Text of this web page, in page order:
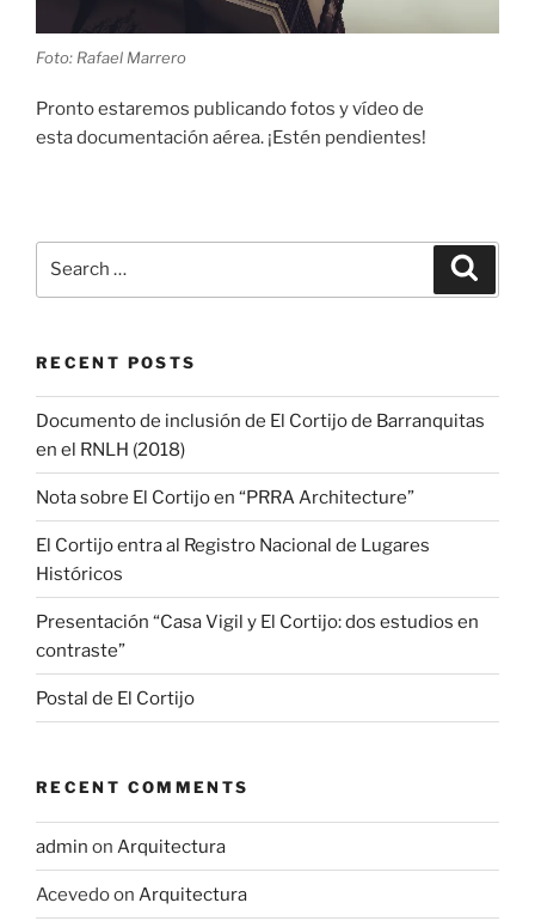
Foto: Rafael Marrero
Pronto estaremos publicando fotos y vídeo de
esta documentación aérea. ¡Estén pendientes!
RECENT POSTS
Documento de inclusión de El Cortijo de Barranquitas
en el RNLH (2018)
Nota sobre El Cortijo en “PRRA Architecture”
El Cortijo entra al Registro Nacional de Lugares
Históricos
Presentación “Casa Vigil y El Cortijo: dos estudios en
contraste”
Postal de El Cortijo
RECENT COMMENTS
admin on Arquitectura
Acevedoon Arquitectura